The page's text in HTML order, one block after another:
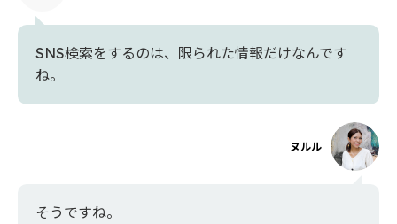
SNS検索をするのは、限られた情報だけなんです
ね。
ヌルル
そうですね。